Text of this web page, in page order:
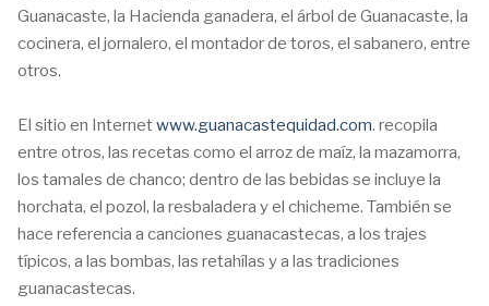
Guanacaste, la Hacienda ganadera, el árbol de Guanacaste, la
cocinera, el jornalero, el montador de toros, el sabanero, entre
otros.
El sitio en Internetwww.guanacastequidad.com. recopila
entre otros, las recetas como el arroz de maíz, la mazamorra,
los tamales de chanco; dentro de las bebidas se incluye la
horchata, el pozol, la resbaladera y el chicheme. También se
hace referencia a canciones guanacastecas, a los trajes
típicos, a las bombas, las retahílas y a las tradiciones
guanacastecas.